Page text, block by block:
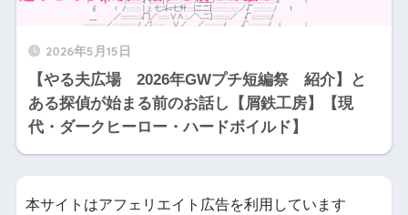
2026年5月15日
【やる夫広場 2026年GWプチ短編祭 紹介】と
ある探偵が始まる前のお話し【屑鉄工房】【現
代・ダークヒーロー・ハードボイルド】
本サイトはアフェリエイト広告を利用しています